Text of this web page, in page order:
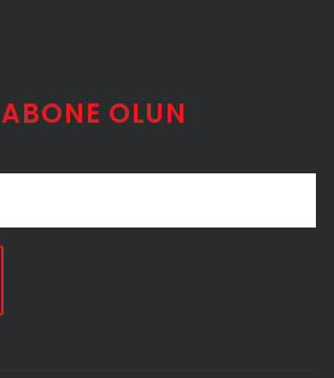
ABONE OLUN